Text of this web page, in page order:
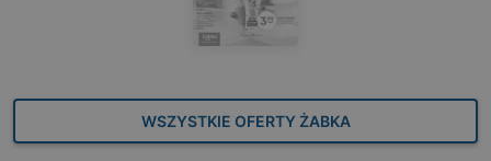
WSZYSTKIE OFERTY ŻABKA